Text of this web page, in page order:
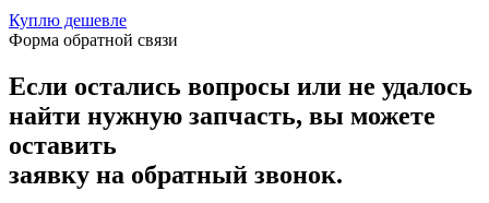
Куплю дешевле
Форма обратной связи
Если остались вопросы или не удалось
найти нужную запчасть, вы можете
оставить
заявку на обратный звонок.